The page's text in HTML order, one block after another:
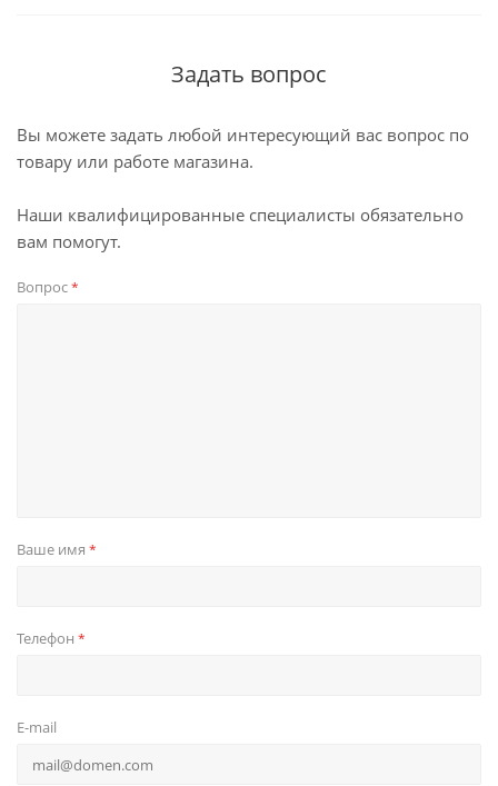
Задать вопрос
Вы можете задать любой интересующий вас вопрос по
товару или работе магазина.
Наши квалифицированные специалисты обязательно
вам помогут.
Вопрос*
Ваше имя *
Телефон *
E-mail